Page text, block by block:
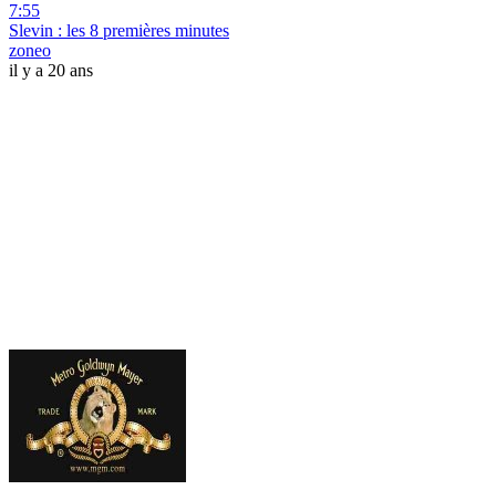
7:55
Slevin : les 8 premières minutes
zoneo
il y a 20 ans